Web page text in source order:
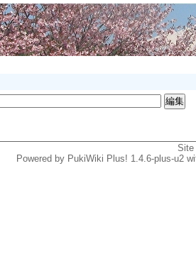
Powered by PukiWiki Plus! 1.4.6-plus-u2